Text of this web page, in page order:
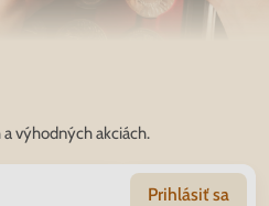
výhodných akciách.
Prihlásiť sa